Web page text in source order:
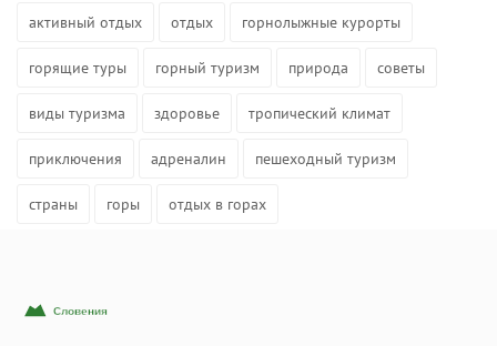
активный отдых отдых горнолыжные курорты
горящие туры горный туризм природа советы
виды туризма здоровье тропический климат
приключения адреналин пешеходный туризм
страны горы отдых в горах